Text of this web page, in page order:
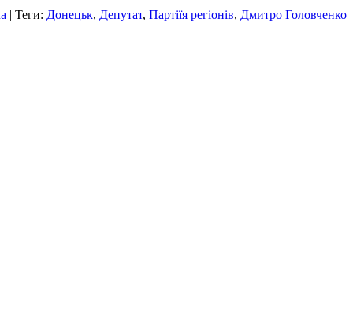
| Теги: Донецьк, Депутат, Партіїя регіонів, Дмитро Головченко